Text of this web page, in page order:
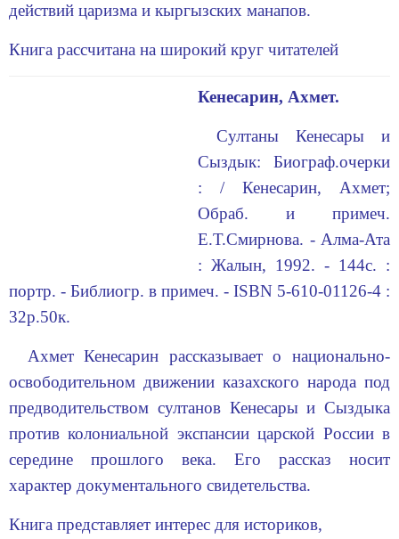
действий царизма и кыргызских манапов.
Книга рассчитана на широкий круг читателей
Кенесарин, Ахмет.
Султаны Кенесары и
Сыздык: Биограф.очерки
: / Кенесарин, Ахмет;
Обраб. и примеч.
Е.Т.Смирнова. - Алма-Ата
: Жалын, 1992. - 144с. :
портр. - Библиогр. в примеч. - ISBN 5-610-01126-4 :
32р.50к.
Ахмет Кенесарин рассказывает о национально-
освободительном движении казахского народа под
предводительством султанов Кенесары и Сыздыка
против колониальной экспансии царской России в
середине прошлого века. Его рассказ носит
характер документального свидетельства.
Книга представляет интерес для историков,